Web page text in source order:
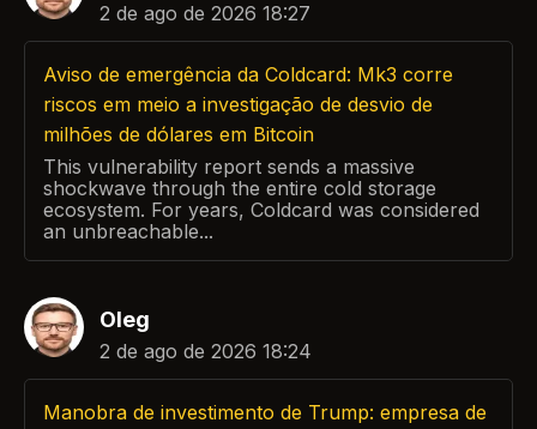
2 de ago de 2026 18:27
Aviso de emergência da Coldcard: Mk3 corre
riscos em meio a investigação de desvio de
milhões de dólares em Bitcoin
This vulnerability report sends a massive
shockwave through the entire cold storage
ecosystem. For years, Coldcard was considered
an unbreachable...
Oleg
2 de ago de 2026 18:24
Manobra de investimento de Trump: empresa de